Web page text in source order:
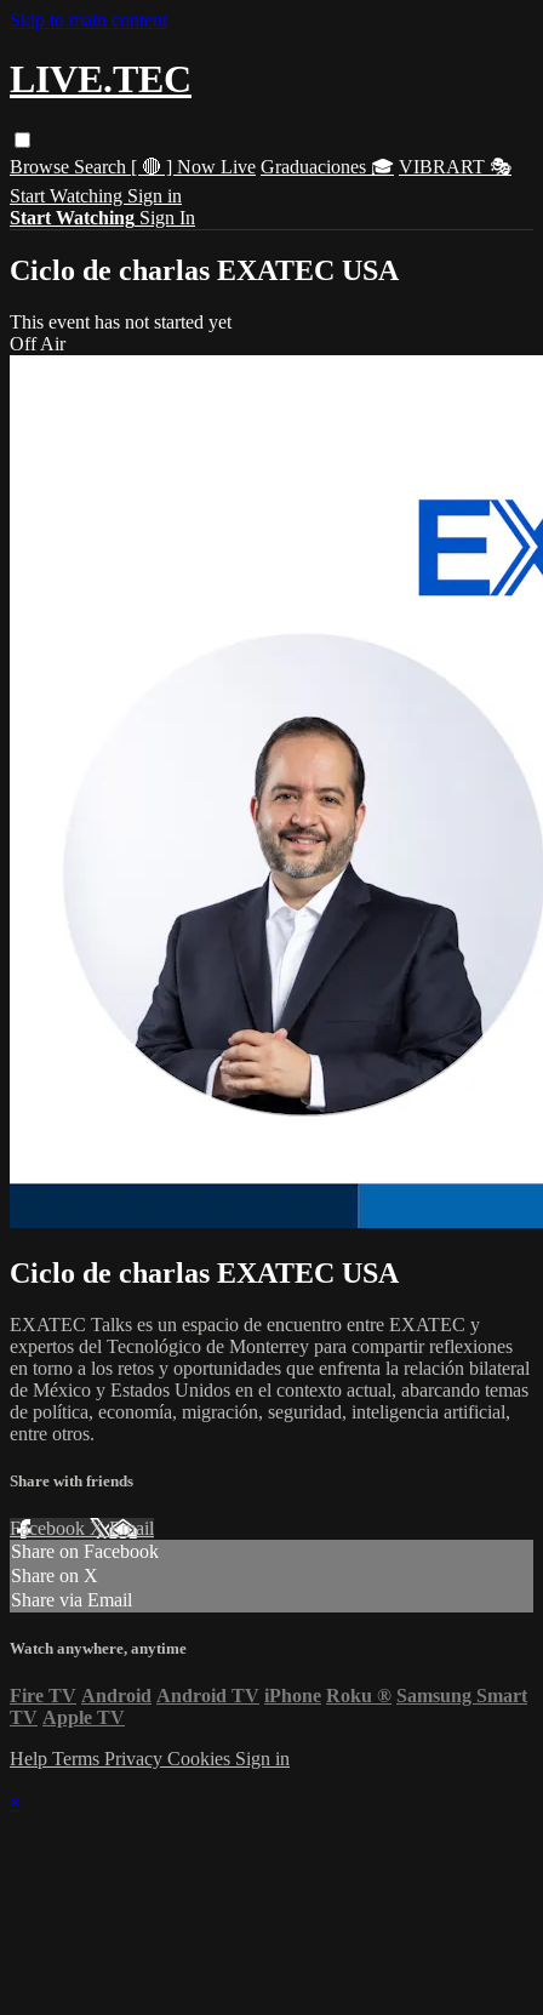
Skip to main content
LIVE.TEC
Browse Search [ 🔴 ] Now Live Graduaciones 🎓 VIBRART 🎭
Start Watching Sign in
Start Watching Sign In
Ciclo de charlas EXATEC USA
This event has not started yet
Off Air
Ciclo de charlas EXATEC USA
EXATEC Talks es un espacio de encuentro entre EXATEC y
expertos del Tecnológico de Monterrey para compartir reflexiones
en torno a los retos y oportunidades que enfrenta la relación bilateral
de México y Estados Unidos en el contexto actual, abarcando temas
de política, economía, migración, seguridad, inteligencia artificial,
entre otros.
Share with friends
Facebook XEmail
Share on Facebook
Share on X
Share via Email
Watch anywhere, anytime
Fire TV Android Android TV iPhone Roku ® Samsung Smart
TV Apple TV
Help Terms Privacy Cookies Sign in
×